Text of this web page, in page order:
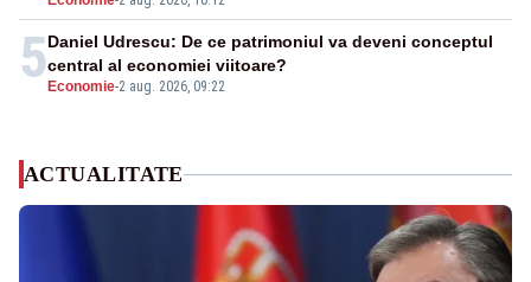
5 Economie-2 aug. 2026, 09:22
Daniel Udrescu: De ce patrimoniul va deveni conceptul
central al economiei viitoare?
ACTUALITATE